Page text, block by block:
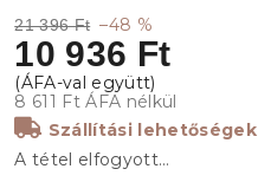
21 396 Ft –48 %
10 936 Ft
8 611 Ft ÁFA nélkül
Szállítási lehetőségek
A tétel elfogyott…